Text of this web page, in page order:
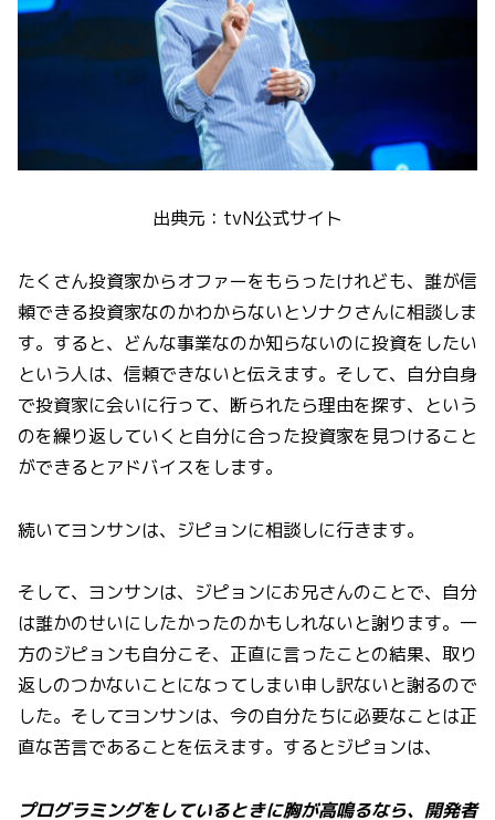
出典元：tvN公式サイト
たくさん投資家からオファーをもらったけれども、誰が信
頼できる投資家なのかわからないとソナクさんに相談しま
す。すると、どんな事業なのか知らないのに投資をしたい
という人は、信頼できないと伝えます。そして、自分自身
で投資家に会いに行って、断られたら理由を探す、という
のを繰り返していくと自分に合った投資家を見つけること
ができるとアドバイスをします。
続いてヨンサンは、ジピョンに相談しに行きます。
そして、ヨンサンは、ジピョンにお兄さんのことで、自分
は誰かのせいにしたかったのかもしれないと謝ります。一
方のジピョンも自分こそ、正直に言ったことの結果、取り
返しのつかないことになってしまい申し訳ないと謝るので
した。そしてヨンサンは、今の自分たちに必要なことは正
直な苦言であることを伝えます。するとジピョンは、
プログラミングをしているときに胸が高鳴るなら、開発者